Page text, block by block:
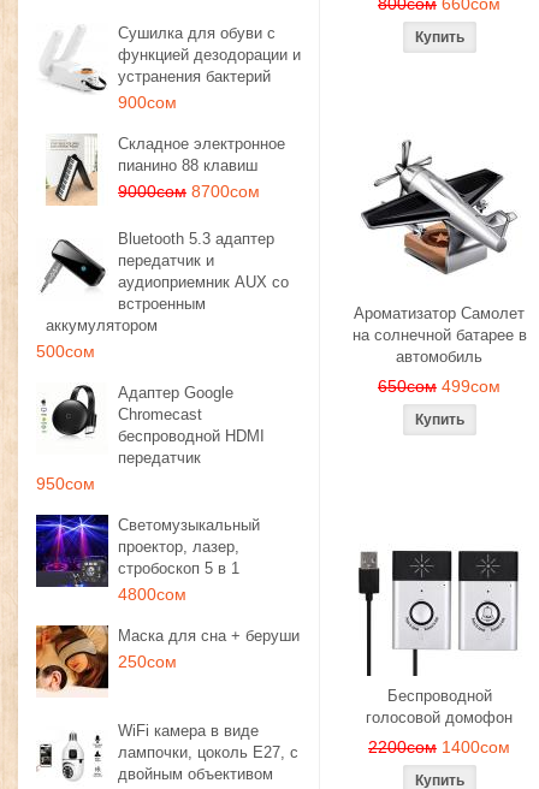
Сушилка для обуви с
функцией дезодорации и
устранения бактерий
900сом
Складное электронное
пианино 88 клавиш
9000сом 8700сом
Bluetooth 5.3 адаптер
передатчик и
аудиоприемник AUX со
встроенным
аккумулятором
500сом
Адаптер Google
Chromecast
беспроводной HDMI
передатчик
950сом
Светомузыкальный
проектор, лазер,
стробоскоп 5 в 1
4800сом
Маска для сна + беруши
250сом
WiFi камера в виде
лампочки, цоколь E27, с
двойным объективом
Ароматизатор Самолет
на солнечной батарее в
автомобиль
650сом 499сом
Беспроводной
голосовой домофон
2200сом 1400сом